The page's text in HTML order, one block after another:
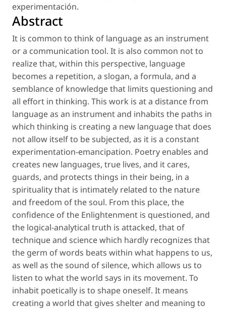
experimentación.
Abstract
It is common to think of language as an instrument
or a communication tool. It is also common not to
realize that, within this perspective, language
becomes a repetition, a slogan, a formula, and a
semblance of knowledge that limits questioning and
all effort in thinking. This work is at a distance from
language as an instrument and inhabits the paths in
which thinking is creating a new languagethat does
not allow itself to be subjected, as it is a constant
experimentation-emancipation. Poetry enables and
creates new languages, true lives, and it cares,
guards, and protects things in their being, in a
spirituality that is intimately related to the nature
and freedom of the soul. From this place, the
confidence of the Enlightenment is questioned, and
the logical-analytical truth is attacked, that of
technique and science which hardly recognizes that
the germ of words beats within what happens to us,
as well as thesound of silence, which allows us to
listen to what the world says in its movement. To
inhabit poetically is to shape oneself. It means
creating a world that gives shelter and meaning to